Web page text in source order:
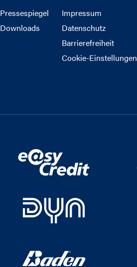
Pressespiegel
Downloads
Impressum
Datenschutz
Barrierefreiheit
Cookie-Einstellungen